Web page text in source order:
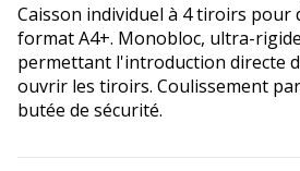
Caisson individuel à 4 tiroirs pour
format A4+. Monobloc, ultra-
permettant l'introduction directe
ouvrir les tiroirs. Coulissement
butée de sécurité.